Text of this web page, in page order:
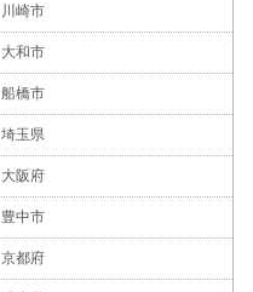
川崎市
大和市
船橋市
埼玉県
大阪府
豊中市
京都府